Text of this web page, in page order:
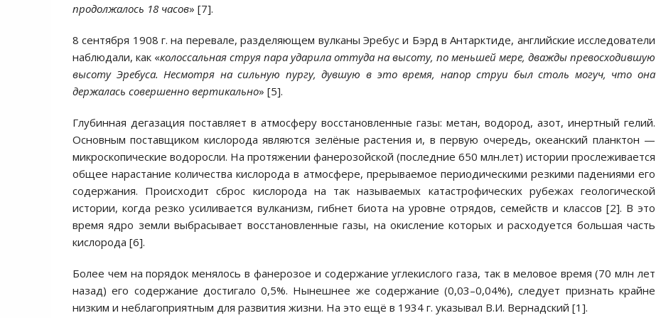
продолжалось 18 часов» [7].
8 сентября 1908 г. на перевале, разделяющем вулканы Эребус и Бэрд в Антарктиде, английские исследователи
наблюдали, как «колоссальная струя пара ударила оттуда на высоту, по меньшей мере, дважды превосходившую
высоту Эребуса. Несмотря на сильную пургу, дувшую в это время, напор струи был столь могуч, что она
держалась совершенно вертикально» [5].
Глубинная дегазация поставляет в атмосферу восстановленные газы: метан, водород, азот, инертный гелий.
Основным поставщиком кислорода являются зелёные растения и, в первую очередь, океанский планктон —
микроскопические водоросли. На протяжении фанерозойской (последние 650 млн.лет) истории прослеживается
общее нарастание количества кислорода в атмосфере, прерываемое периодическими резкими падениями его
содержания. Происходит сброс кислорода на так называемых катастрофических рубежах геологической
истории, когда резко усиливается вулканизм, гибнет биота на уровне отрядов, семейств и классов [2]. В это
время ядро земли выбрасывает восстановленные газы, на окисление которых и расходуется большая часть
кислорода [6].
Более чем на порядок менялось в фанерозое и содержание углекислого газа, так в меловое время (70 млн лет
назад) его содержание достигало 0,5%. Нынешнее же содержание (0,03–0,04%), следует признать крайне
низким и неблагоприятным для развития жизни. На это ещё в 1934 г. указывал В.И. Вернадский [1].